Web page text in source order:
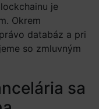
je
Okrem
databáz a pri
so zmluvným
sa